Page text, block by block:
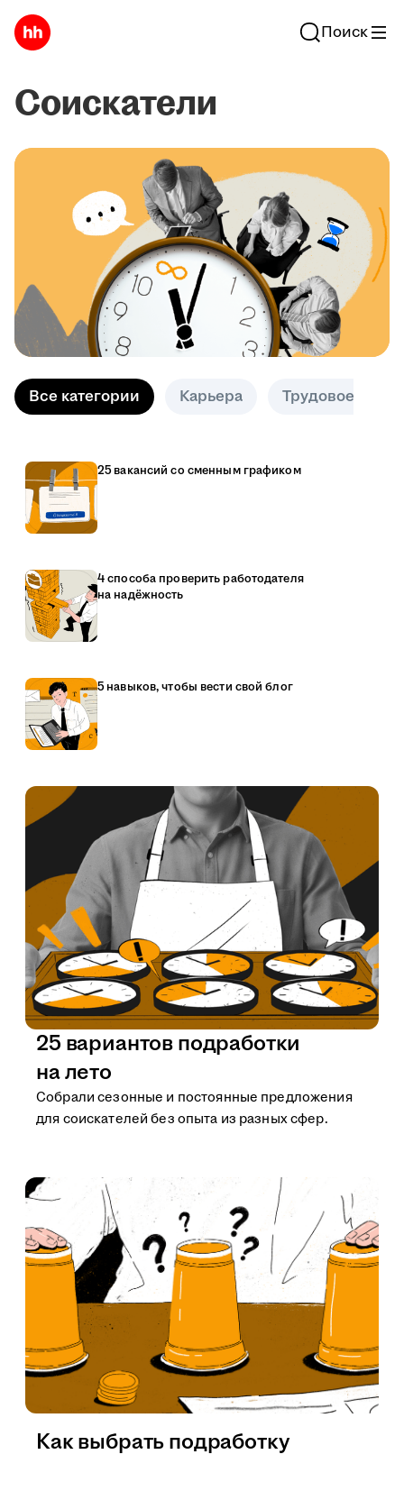
Поиск
Соискатели
Все категории Карьера Трудовое право
25 вакансий со сменным графиком
4 способа проверить работодателя
на надёжность
5 навыков, чтобы вести свой блог
25 вариантов подработки
на лето
Собрали сезонные и постоянные предложения
для соискателей без опыта из разных сфер.
Как выбрать подработку